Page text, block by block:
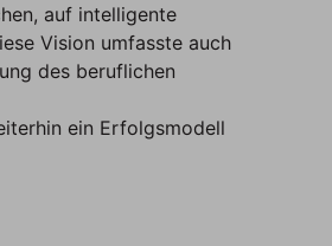
auf intelligente
Vision umfasste auch
des beruflichen
ein Erfolgsmodell